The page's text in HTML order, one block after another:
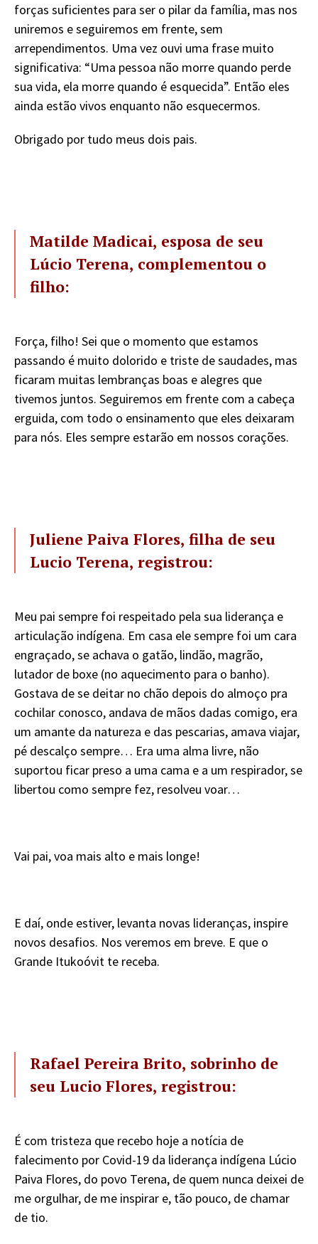
forças suficientes para ser o pilar da família, mas nos
uniremos e seguiremos em frente, sem
arrependimentos. Uma vez ouvi uma frase muito
significativa: “Uma pessoa não morre quando perde
sua vida, ela morre quando é esquecida”. Então eles
ainda estão vivos enquanto não esquecermos.
Obrigado por tudo meus dois pais.
Matilde Madicai, esposa de seu
Lúcio Terena, complementou o
filho:
Força, filho! Sei que o momento que estamos
passando é muito dolorido e triste de saudades, mas
ficaram muitas lembranças boas e alegres que
tivemos juntos. Seguiremos em frente com a cabeça
erguida, com todo o ensinamento que eles deixaram
para nós. Eles sempre estarão em nossos corações.
Juliene Paiva Flores, filha de seu
Lucio Terena, registrou:
Meu pai sempre foi respeitado pela sua liderança e
articulação indígena. Em casa ele sempre foi um cara
engraçado, se achava o gatão, lindão, magrão,
lutador de boxe (no aquecimento para o banho).
Gostava de se deitar no chão depois do almoço pra
cochilar conosco, andava de mãos dadas comigo, era
um amante da natureza e das pescarias, amava viajar,
pé descalço sempre… Era uma alma livre, não
suportou ficar preso a uma cama e a um respirador, se
libertou como sempre fez, resolveu voar…
Vai pai, voa mais alto e mais longe!
E daí, onde estiver, levanta novas lideranças, inspire
novos desafios. Nos veremos em breve. E que o
Grande Itukoóvit te receba.
Rafael Pereira Brito, sobrinho de
seu Lucio Flores, registrou:
É com tristeza que recebo hoje a notícia de
falecimento por Covid-19 da liderança indígena Lúcio
Paiva Flores, do povo Terena, de quem nunca deixei de
me orgulhar, de me inspirar e, tão pouco, de chamar
de tio.